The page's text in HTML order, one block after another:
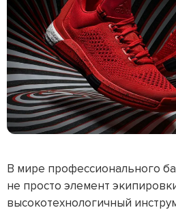
В мире профессионального
не просто элемент
высокотехнологичный